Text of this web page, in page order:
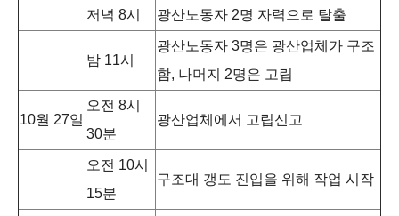
저녁 8시 광산노동자 2명 자력으로 탈출
밤 11시
광산노동자 3명은 광산업체가 구조
함, 나머지 2명은 고립
10월 27일
오전 8시
30분
광산업체에서 고립신고
오전 10시
15분
구조대 갱도 진입을 위해 작업 시작